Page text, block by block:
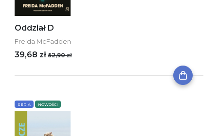
Oddział D
Freida McFadden
39,68 zł 52,90 zł
SERIA NOWOŚCI